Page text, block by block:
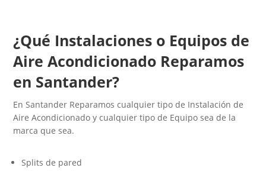
¿Qué Instalaciones o Equipos de
Aire Acondicionado Reparamos
en Santander?
En Santander Reparamos cualquier tipo de Instalación de
Aire Acondicionado y cualquier tipo de Equipo sea de la
marca que sea.
Splits de pared